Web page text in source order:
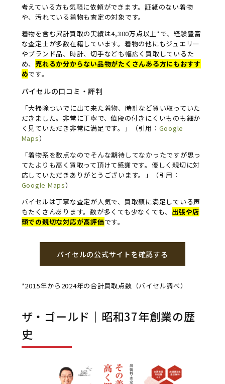
考えている方も気軽に依頼ができます。証紙のない着物
や、汚れている着物も査定の対象です。
着物を含む累計買取の実績は4,300万点以上*で、経験豊富
な査定士が多数在籍しています。着物の他にもジュエリー
やブランド品、時計、切手なども幅広く買取しているた
め、 売れるか分からない品物がたくさんある方にもおすす
めです。
バイセルの口コミ・評判
「大掃除ついでに出て来た着物、時計など買い取っていた
だきました。非常に丁寧で、値段の付きにくいものも細か
く見ていただき非常に満足です。」（引用： Google
Maps）
「着物系を数点なのでそんな期待してなかったですが思っ
てたよりも高く買取って頂けて感謝です。優しく親切に対
応していただきありがとうございます。」（引用：
Google Maps）
バイセルは丁寧な査定が人気で、買取額に満足している声
もたくさんあります。数が多くても少なくても、 出張や店
頭での親切な対応が高評価です。
バイセルの公式サイトを確認する
*2015年から2024年の合計買取点数（バイセル調べ）
ザ・ゴールド｜昭和37年創業の歴
史